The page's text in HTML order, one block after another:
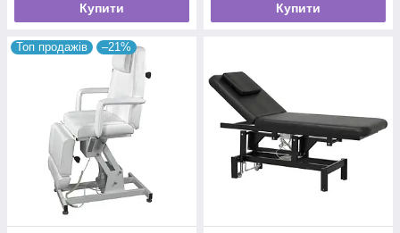
Універсальні канапки
Кушетки універсальні, для педикюру, косметології та
масажу
Купити Купити
Топ продажів –21%